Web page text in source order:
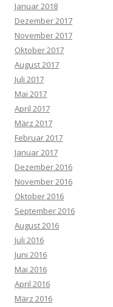
Januar 2018
Dezember 2017
November 2017
Oktober 2017
August 2017
Juli 2017
Mai 2017
April 2017
März 2017
Februar 2017
Januar 2017
Dezember 2016
November 2016
Oktober 2016
September 2016
August 2016
Juli 2016
Juni 2016
Mai 2016
April 2016
März 2016